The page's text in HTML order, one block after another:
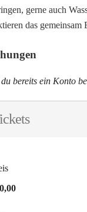
gerne auch
das
bereits ein Konto